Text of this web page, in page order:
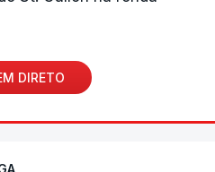
DIRETO